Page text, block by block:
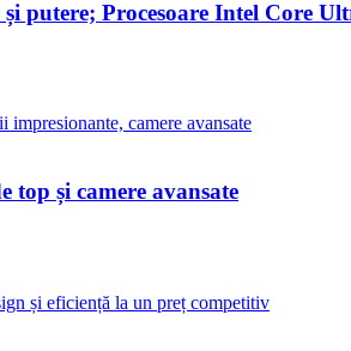
putere; Procesoare Intel Core
top și camere avansate